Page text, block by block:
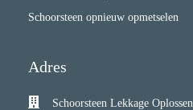
Schoorsteen opnieuw opmetselen
Adres
Schoorsteen Lekkage Oplossen